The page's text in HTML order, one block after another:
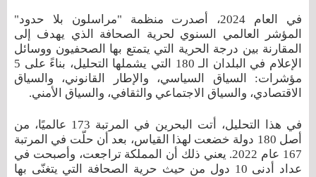
في العام 2024، أصدرت منظمة "مراسلون بلا حدود"
المؤشر العالمي السنوي لحرية الصحافة الذي يهدف إلى
المقارنة بين درجة الحرية التي يتمتع بها الصحفيون ووسائل
الإعلام في البلدان الـ 180 التي يشملها التحليل، بناءً على 5
مؤشرات: السياق السياسي، والإطار القانوني، والسياق
الاقتصادي، والسياق الاجتماعي والثقافي، والسياق الأمني.
في هذا التحليل، أتت البحرين في المرتبة 173 عالميًا، من
أصل 180 دولة خضعت لهذا القياس، بعد أن حلّت في المرتبة
167 عام 2022. يعني ذلك أن المملكة تراجعت، وأصبحت في
عداد أدنى 10 دول من حيث حرية الصحافة التي يتغنّى بها